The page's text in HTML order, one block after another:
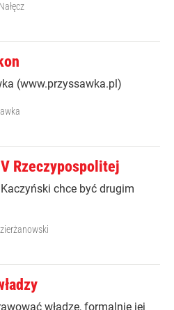
(www.przyssawka.pl)
Rzeczypospolitej
chce być drugim
władzę, formalnie jej